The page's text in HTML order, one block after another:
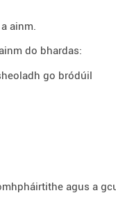
ainm.
do bhardas:
go bródúil
agus a